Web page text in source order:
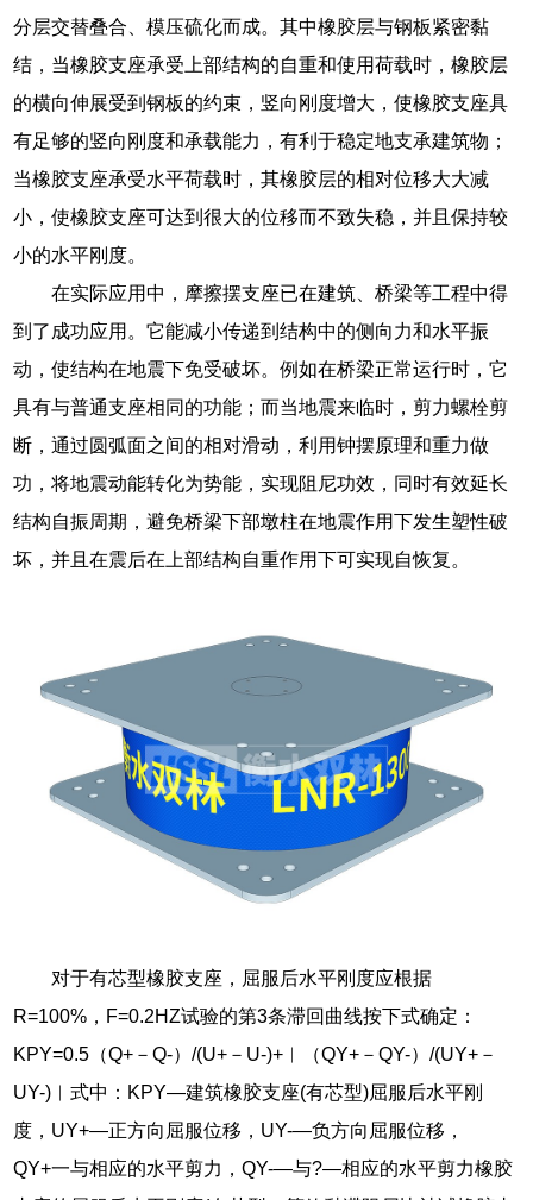
分层交替叠合、模压硫化而成。其中橡胶层与钢板紧密黏
结，当橡胶支座承受上部结构的自重和使用荷载时，橡胶层
的横向伸展受到钢板的约束，竖向刚度增大，使橡胶支座具
有足够的竖向刚度和承载能力，有利于稳定地支承建筑物；
当橡胶支座承受水平荷载时，其橡胶层的相对位移大大减
小，使橡胶支座可达到很大的位移而不致失稳，并且保持较
小的水平刚度。
在实际应用中，摩擦摆支座已在建筑、桥梁等工程中得
到了成功应用。它能减小传递到结构中的侧向力和水平振
动，使结构在地震下免受破坏。例如在桥梁正常运行时，它
具有与普通支座相同的功能；而当地震来临时，剪力螺栓剪
断，通过圆弧面之间的相对滑动，利用钟摆原理和重力做
功，将地震动能转化为势能，实现阻尼功效，同时有效延长
结构自振周期，避免桥梁下部墩柱在地震作用下发生塑性破
坏，并且在震后在上部结构自重作用下可实现自恢复。
对于有芯型橡胶支座，屈服后水平刚度应根据
R=100%，F=0.2HZ试验的第3条滞回曲线按下式确定：
KPY=0.5（Q+－Q-）/(U+－U-)+︱（QY+－QY-）/(UY+－
UY-)︱式中：KPY―建筑橡胶支座(有芯型)屈服后水平刚
度，UY+―正方向屈服位移，UY-―负方向屈服位移，
QY+一与相应的水平剪力，QY-―与?—相应的水平剪力橡胶